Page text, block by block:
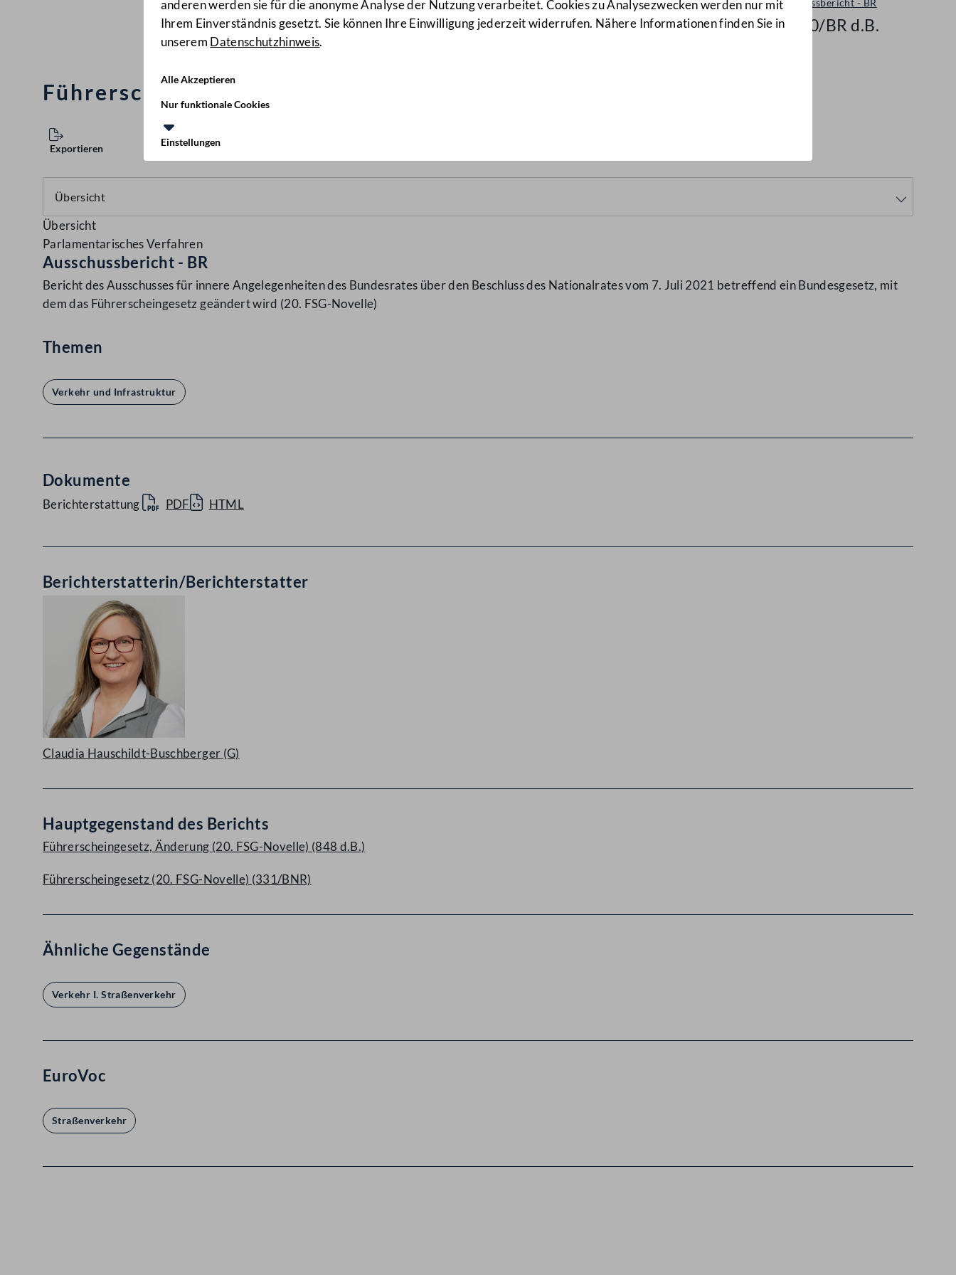
anderen werden sie für die anonyme Analyse der Nutzung verarbeitet. Cookies zu Analysezwecken werden nur mit
Ihrem Einverständnis gesetzt. Sie können Ihre Einwilligung jederzeit widerrufen. Nähere Informationen finden Sie in
unserem Datenschutzhinweis.
Alle Akzeptieren
Nur funktionale Cookies
Einstellungen
Ausschussbericht - BR
10730/BR d.B.
Führerscheingesetz (20. FSG-Novelle
Exportieren
Übersicht
Parlamentarisches Verfahren
Ausschussbericht - BR
Bericht des Ausschusses für innere Angelegenheiten des Bundesrates über den Beschluss des Nationalrates vom 7. Juli 2021 betreffend ein Bundesgesetz, mit
dem das Führerscheingesetz geändert wird (20. FSG-Novelle)
Themen
Verkehr und Infrastruktur
Dokumente
Berichterstattung PDF HTML
Berichterstatterin/Berichterstatter
Claudia Hauschildt-Buschberger (G)
Hauptgegenstand des Berichts
Führerscheingesetz, Änderung (20. FSG-Novelle) (848 d.B.)
Führerscheingesetz (20. FSG-Novelle) (331/BNR)
Ähnliche Gegenstände
Verkehr I. Straßenverkehr
EuroVoc
Straßenverkehr